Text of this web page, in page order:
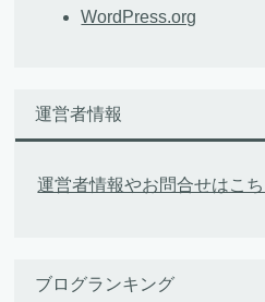
WordPress.org
運営者情報
運営者情報やお問合せはこち
ブログランキング